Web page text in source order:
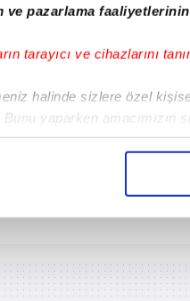
pazarlama
tarayıcı ve cihazlarını
halinde sizlere özel
yaparken
elimizden gelen çabayı
kişisel verileriniz
Diğer çerezler,
Duygu Aksoy - Editör